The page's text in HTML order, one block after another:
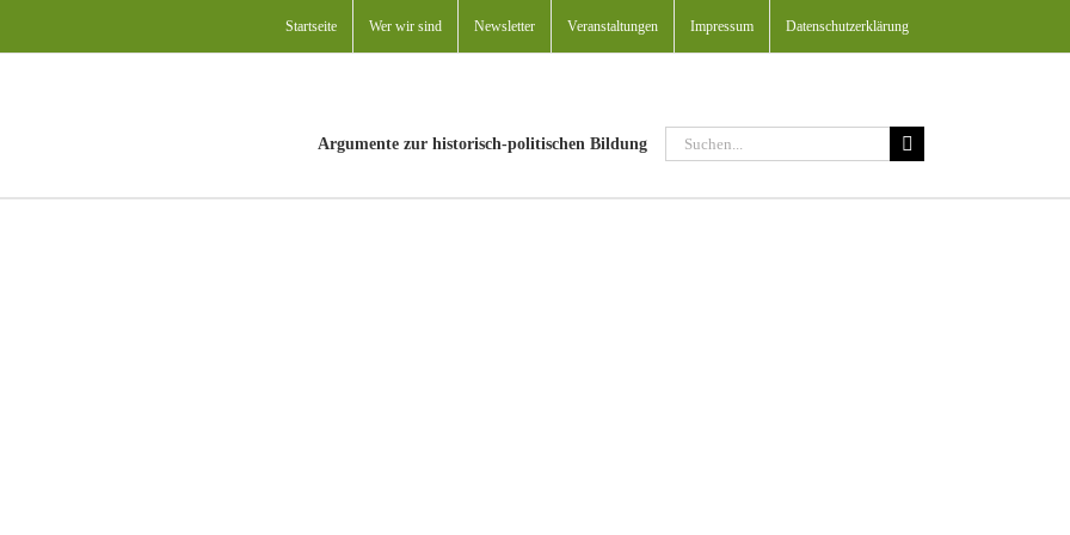
Startseite Wer wir sind Newsletter Veranstaltungen Impressum Datenschutzerklärung
Argumente zur historisch-politischen Bildung
Suche
nach: